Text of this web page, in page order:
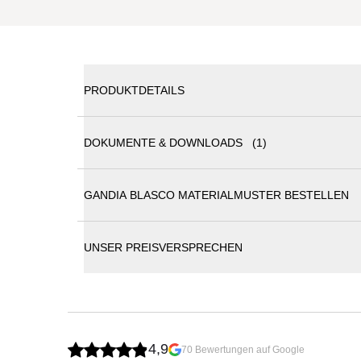
PRODUKTDETAILS
Art, Design zu sein und zu verstehen. Ich fühle
DOKUMENTE & DOWNLOADS (1)
GANDIA BLASCO MATERIALMUSTER BESTELLEN
UNSER PREISVERSPRECHEN
4,9 70 Bewertungen auf Google